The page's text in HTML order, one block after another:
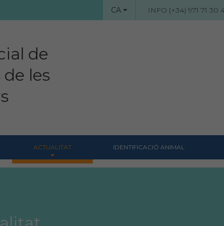
CA INFO (+34) 971 71 30
de
les
ACTUALITAT
Hemeroteca
IDENTIFICACIÓ ANIMAL